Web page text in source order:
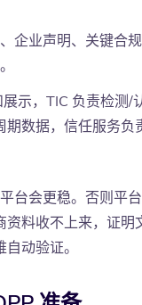
企业声明、关键合规
示，TIC 负责检测/
期数据，信任服务负
台会更稳。否则平台
资料收不上来，证明
动验证。